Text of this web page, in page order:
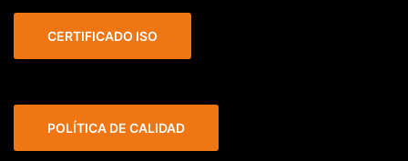
CERTIFICADO ISO
POLÍTICA DE CALIDAD